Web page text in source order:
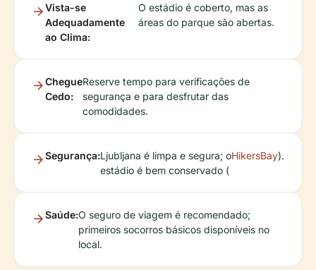
Vista-se
Adequadamente
ao Clima:
O estádio é coberto, mas as
áreas do parque são abertas.
Chegue
Cedo:
Reserve tempo para verificações de
segurança e para desfrutar das
comodidades.
Segurança:Ljubljana é limpa e segura; o
estádio é bem conservado (
HikersBay).
Saúde:O seguro de viagem é recomendado;
primeiros socorros básicos disponíveis no
local.